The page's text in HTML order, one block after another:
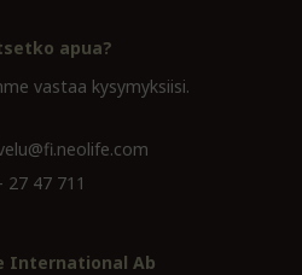
apua?
vastaa kysymyksiisi.
27 47 711
International Ab